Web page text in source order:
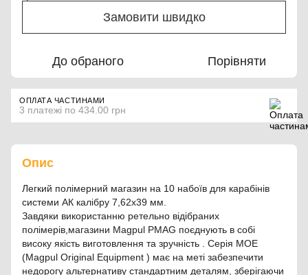
Замовити швидко
До обраного Порівняти
ОПЛАТА ЧАСТИНАМИ
3 платежі по 434.00 грн
Опис
Легкий полімерний магазин на 10 набоїв для карабінів
системи АК калібру 7,62х39 мм.
Завдяки використанню ретельно відібраних
полімерів,магазини Magpul PMAG поєднують в собі
високу якість виготовлення та зручність . Серія MOE
(Magpul Original Equipment ) має на меті забезпечити
недорогу альтернативу стандартним деталям, зберігаючи